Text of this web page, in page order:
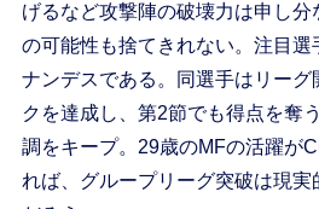
げるなど攻撃陣の破壊力は申し
の可能性も捨てきれない。注目
ナンデスである。同選手はリーグ
クを達成し、第2節でも得点を奪
調をキープ。29歳のMFの活躍が
れば、グループリーグ突破は現実